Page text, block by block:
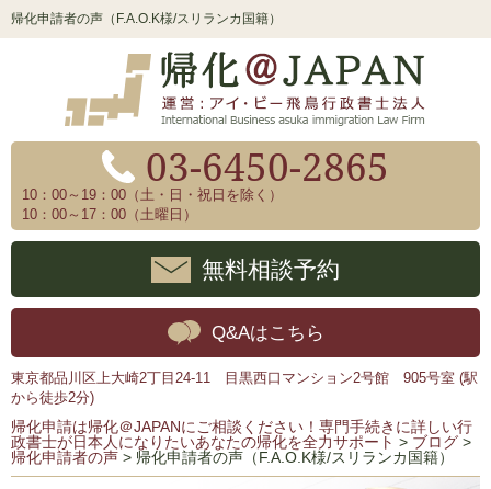
帰化申請者の声（F.A.O.K様/スリランカ国籍）
03-6450-2865
10：00～19：00（土・日・祝日を除く）
10：00～17：00（土曜日）
無料相談予約
Q&Aはこちら
東京都品川区上大崎2丁目24-11 目黒西口マンション2号館 905号室 (駅
から徒歩2分)
帰化申請は帰化＠JAPANにご相談ください！専門手続きに詳しい行
政書士が日本人になりたいあなたの帰化を全力サポート > ブログ >
帰化申請者の声 > 帰化申請者の声（F.A.O.K様/スリランカ国籍）